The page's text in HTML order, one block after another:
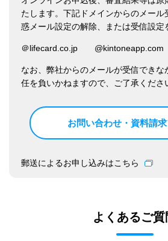
たします。下記ドメインからのメール
惑メール設定の解除、または受信設定
＠lifecard.co.jp
なお、弊社からのメールが受信できな
任を負いかねますので、ご了承くださ
お問い合わせ・資料請
郵送によるお申し込みはこちら
よくあるご質